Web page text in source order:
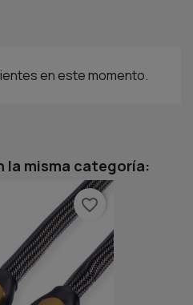
en este momento.
la misma categoría:
favorite_border